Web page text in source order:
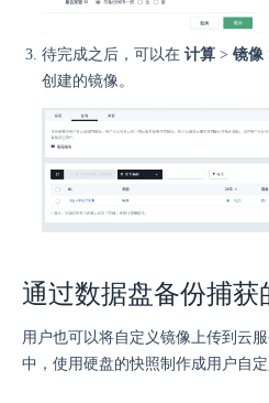
待完成之后，可以在 计算 > 镜像
创建的镜像。
通过数据盘备份捕获
用户也可以将自定义镜像上传到云
中，使用硬盘的快照制作成用户自定